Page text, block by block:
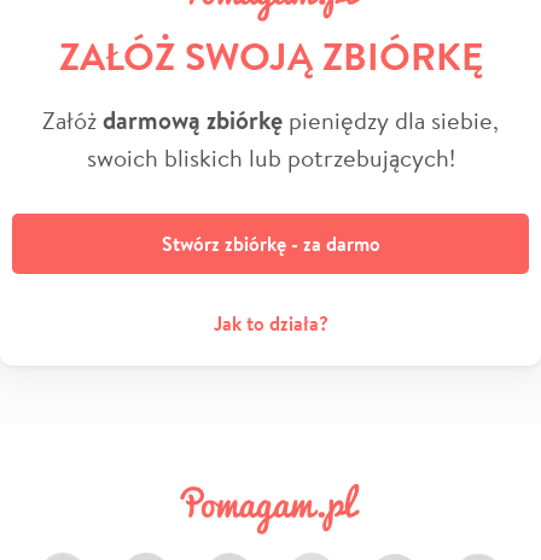
ZAŁÓŻ SWOJĄ ZBIÓRKĘ
Załóżdarmową zbiórkę pieniędzy dla siebie,
swoich bliskich lub potrzebujących!
Stwórz zbiórkę - za darmo
Jak to działa?